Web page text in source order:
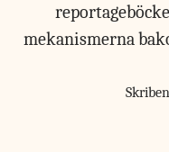
mekanismerna